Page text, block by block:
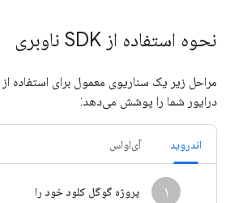
نحوه استفاده از SDK ناوبری
درایور شما را پوشش می‌دهد:
اندروید آی‌او‌اس
۱
پروژه گوگل کلود خود را